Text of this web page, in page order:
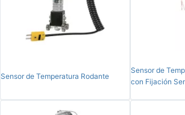
Sensor de Temperatura Rodante
Sensor de
con Fijación